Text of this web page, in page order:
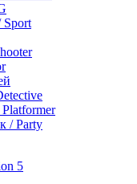
/ Party
5